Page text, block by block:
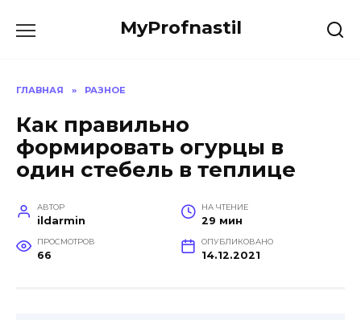
MyProfnastil
ГЛАВНАЯ » РАЗНОЕ
Как правильно
формировать огурцы в
один стебель в теплице
АВТОР
ildarmin
НА ЧТЕНИЕ
29 мин
ПРОСМОТРОВ
66
ОПУБЛИКОВАНО
14.12.2021